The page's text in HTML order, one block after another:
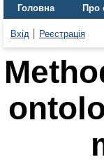
Головна Про
Вхід Реєстрація